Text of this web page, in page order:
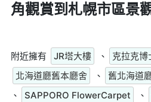
角觀賞到札幌市區景觀
附近擁有 JR塔大樓 、 克拉克博
北海道廳舊本廳舍
、
舊北海道
、
SAPPORO FlowerCarpet 、